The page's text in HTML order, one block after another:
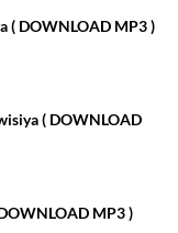
( DOWNLOAD MP3 )
( DOWNLOAD
MP3 )